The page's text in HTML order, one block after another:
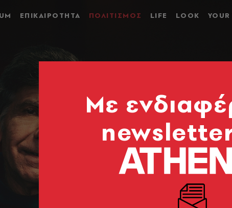
ΕΠΙΚΑΙΡΟΤΗΤΑ ΠΟΛΙΤΙΣΜΟΣ LIFE LOOK
Mε